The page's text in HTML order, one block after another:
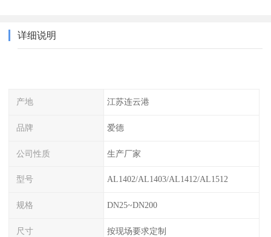
详细说明
产地 江苏连云港
品牌 爱德
公司性质 生产厂家
型号 AL1402/AL1403/AL1412/AL1512
规格 DN25~DN200
尺寸 按现场要求定制